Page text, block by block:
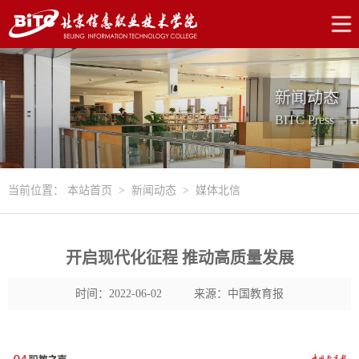
新闻动态
BITC Press
当前位置： 本站首页 > 新闻动态 > 媒体北信
开启现代化征程 推动高质量发展
时间：2022-06-02 来源：中国教育报